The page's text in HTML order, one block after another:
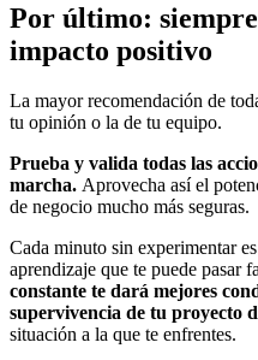
Por último:
impacto positivo
La mayor recomendación de
tu opinión o la de tu equipo.
Prueba y valida todas las
marcha. Aprovecha así el
de negocio mucho más seguras.
Cada minuto sin experimentar
aprendizaje que te puede pasar
constante te dará mejores
supervivencia de tu proyecto
situación a la que te enfrentes.